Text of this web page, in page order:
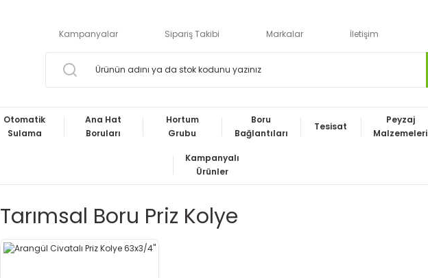
Kampanyalar Sipariş Takibi Markalar İletişim
Otomatik
Sulama
Ana Hat
Boruları
Hortum
Grubu
Boru
Bağlantıları
Tesisat
Peyzaj
Malzemeleri
Kampanyalı
Ürünler
Tarımsal Boru Priz Kolye